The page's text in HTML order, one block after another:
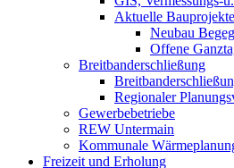
Aktuelle Bauprojekte
Neubau
Offene
Breitbanderschließung
Regionaler
Gewerbebetriebe
REW Untermain
Kommunale
Freizeit und Erholung